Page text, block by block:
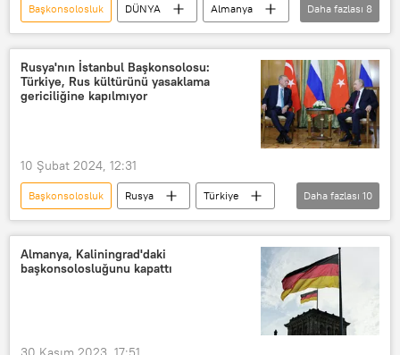
Başkonsolosluk DÜNYA
Almanya
Türk
Saldırı
başkonsolos
Türkiye
dışişleri
Dışişleri Bakanlığı
Hannover
Daha fazlası 8
Rusya'nın İstanbul Başkonsolosu:
Türkiye, Rus kültürünü yasaklama
gericiliğine kapılmıyor
10 Şubat 2024, 12:31
Başkonsolosluk Rusya
Türkiye
Andrey Buravov
ABD
Avrupa Birliği
Rus kültürü
Çehov
Anton Çehov
Daha fazlası 10
Almanya, Kaliningrad'daki
başkonsolosluğunu kapattı